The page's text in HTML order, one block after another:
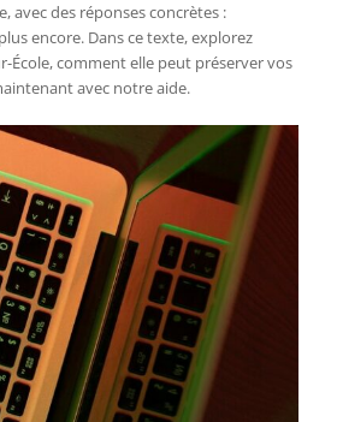
avec des réponses concrètes :
encore. Dans ce texte, explorez
comment elle peut préserver vos
avec notre aide.